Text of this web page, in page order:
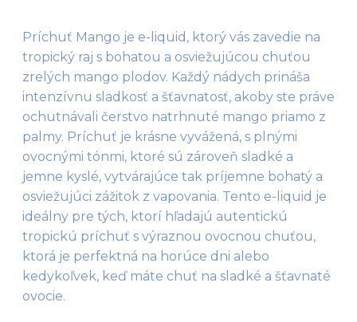
Príchuť Mango je e-liquid, ktorý vás zavedie na
tropický raj s bohatou a osviežujúcou chuťou
zrelých mango plodov. Každý nádych prináša
intenzívnu sladkosť a šťavnatosť, akoby ste práve
ochutnávali čerstvo natrhnuté mango priamo z
palmy. Príchuť je krásne vyvážená, s plnými
ovocnými tónmi, ktoré sú zároveň sladké a
jemne kyslé, vytvárajúce tak príjemne bohatý a
osviežujúci zážitok z vapovania. Tento e-liquid je
ideálny pre tých, ktorí hľadajú autentickú
tropickú príchuť s výraznou ovocnou chuťou,
ktorá je perfektná na horúce dni alebo
kedykoľvek, keď máte chuť na sladké a šťavnaté
ovocie.